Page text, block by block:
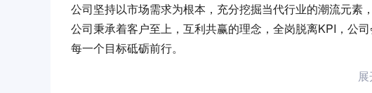
公司坚持以市场需求为根本，充分挖掘当代行业的潮流元素
公司秉承着客户至上，互利共赢的理念，全岗脱离KPI，公
每一个目标砥砺前行。